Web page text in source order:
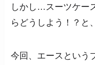
しかし…スーツケー
らどうしよう！？と
今回、エースという